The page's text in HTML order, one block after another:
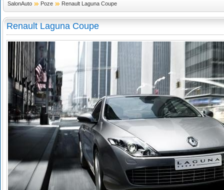
SalonAuto Poze Renault Laguna Coupe
Renault Laguna Coupe